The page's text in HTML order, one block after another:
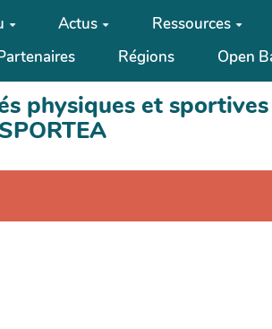
Actus Ressources
Régions Open
physiques et
SPORTEA